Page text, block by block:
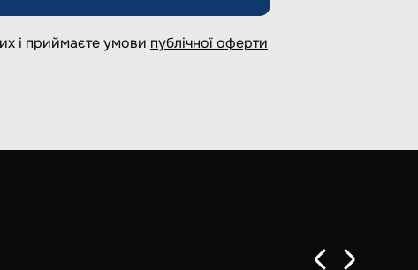
і приймаєте умови публічної оферти